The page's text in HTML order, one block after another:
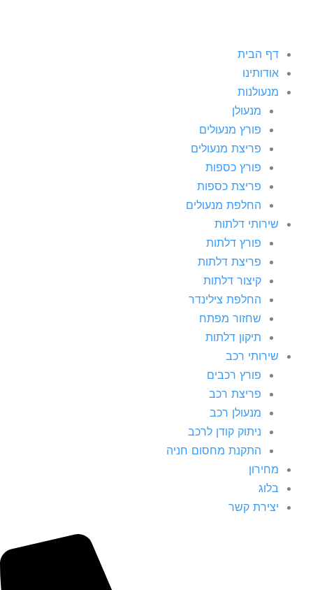
דף הבית
אודותינו
מנעולנות
מנעולן
פורץ מנעולים
פריצת מנעולים
פורץ כספות
פריצת כספות
החלפת מנעולים
שירותי דלתות
פורץ דלתות
פריצת דלתות
קיצור דלתות
החלפת צילינדר
שחזור מפתח
תיקון דלתות
שירותי רכב
פורץ רכבים
פריצת רכב
מנעולן רכב
ניתוק קודן לרכב
התקנת מחסום חניה
מחירון
בלוג
יצירת קשר